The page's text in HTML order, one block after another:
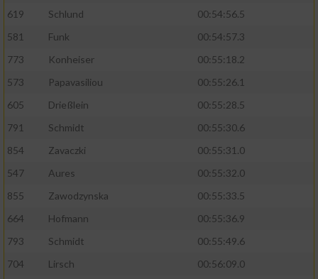
619
Schlund
00:54:56.5
581
Funk
00:54:57.3
773
Konheiser
00:55:18.2
573
Papavasiliou
00:55:26.1
605
Drießlein
00:55:28.5
791
Schmidt
00:55:30.6
854
Zavaczki
00:55:31.0
547
Aures
00:55:32.0
855
Zawodzynska
00:55:33.5
664
Hofmann
00:55:36.9
793
Schmidt
00:55:49.6
704
Lirsch
00:56:09.0
Verwendung genauer Standortdaten
Geräte anhand von aktiv angeforderten
Informationen identifizieren
Notwendig